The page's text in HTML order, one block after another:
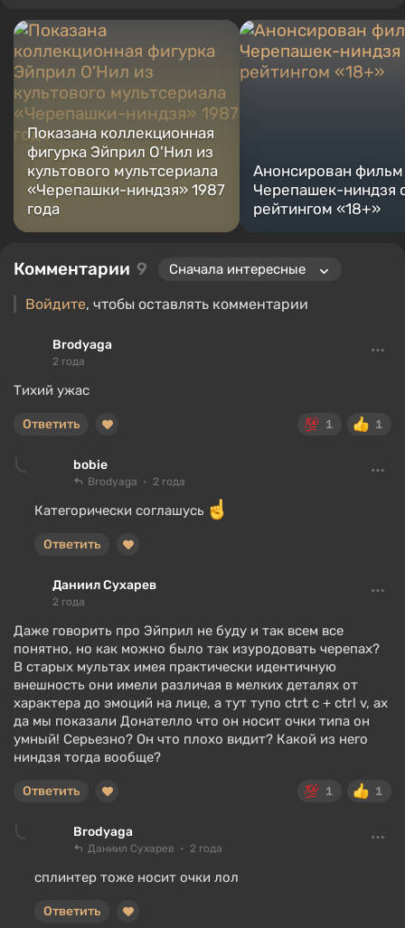
моих любимых игр всех времен включают Fallout, Borderlands
и The Witcher.
Показана коллекционная
фигурка Эйприл О'Нил из
культового мультсериала
«Черепашки-ниндзя» 1987
года
Анонсирован
Черепашек-ниндзя
рейтингом «18+»
Комментарии 9
Войдите, чтобы оставлять комментарии
Brodyaga
2 года
Тихий ужас
1 1
Ответить
bobie
Brodyaga 2 года
Категорически соглашусь
Ответить
Даниил Сухарев
2 года
Даже говорить про Эйприл не буду и так всем все
понятно, но как можно было так изуродовать черепах?
В старых мультах имея практически идентичную
внешность они имели различая в мелких деталях от
характера до эмоций на лице, а тут тупо ctrt c + ctrl v, ах
да мы показали Донателло что он носит очки типа он
умный! Серьезно? Он что плохо видит? Какой из него
ниндзя тогда вообще?
1 1
Ответить
Brodyaga
Даниил Сухарев 2 года
сплинтер тоже носит очки лол
Ответить